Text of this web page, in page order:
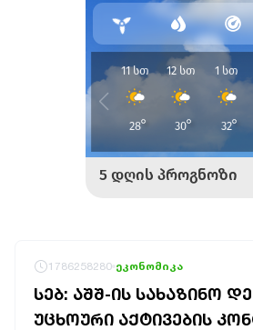
1786258280 ეკონომიკა
ᲡᲔᲑ: ᲐᲨᲨ-ᲘᲡ ᲡᲐᲮᲐᲖᲘᲜᲝ
ᲣᲪᲮᲝᲣᲠᲘ ᲐᲥᲢᲘᲕᲔᲑᲘᲡ